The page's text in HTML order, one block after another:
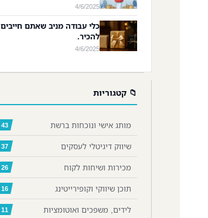
4/6/2025
כלי עבודה מניב שאתם חייבים
להכיר.
4/6/2025
📁 קטגוריות
מותג אישי ונוכחות ברשת 43
שיווק דיגיטלי לעסקים 37
מכירות ושיחות לקוח 26
תוכן שיווקי וקופירייטינג 16
לידים, משפכים ואוטומציות 11